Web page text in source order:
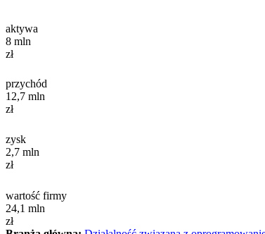
aktywa
8 mln
zł
przychód
12,7 mln
zł
zysk
2,7 mln
zł
wartość firmy
24,1 mln
zł